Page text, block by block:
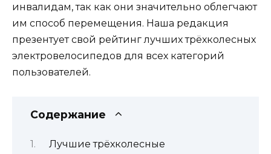
инвалидам, так как они значительно облегчают
им способ перемещения. Наша редакция
презентует свой рейтинг лучших трёхколесных
электровелосипедов для всех категорий
пользователей.
Содержание
Лучшие трёхколесные